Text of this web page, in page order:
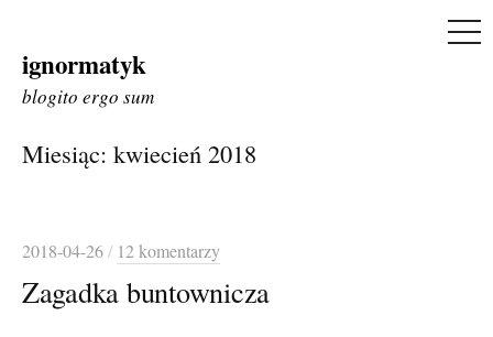
Skip
to
ignormatyk
blogito ergo sum
Miesiąc: kwiecień 2018
2018-04-26/ 12 komentarzy
Zagadka buntownicza